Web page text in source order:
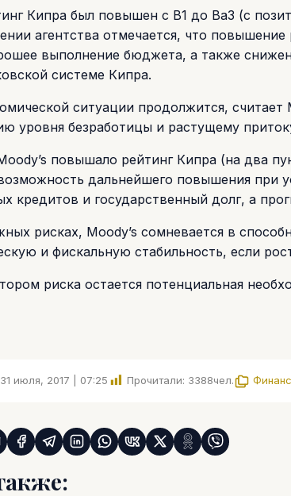
Кипра был повышен с В1 до Ва3 (с
агентства отмечается, что
выполнение бюджета, а также
системе Кипра.
ситуации продолжится, считает
уровня безработицы и растущему
повышало рейтинг Кипра (на два
дальнейшего повышения при
кредитов и государственный долг, а
рисках, Moody’s сомневается в
и фискальную стабильность, если
риска остается потенциальная
июля, 2017 | 07:25 Прочитали: 3388чел.